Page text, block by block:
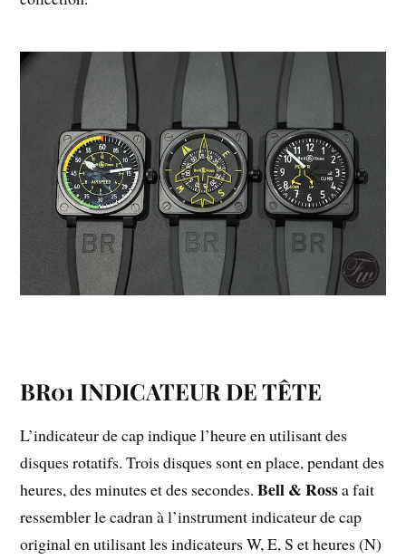
BR01 INDICATEUR DE TÊTE
L’indicateur de cap indique l’heure en utilisant des
disques rotatifs. Trois disques sont en place, pendant des
heures, des minutes et des secondes.Bell & Rossa fait
ressembler le cadran à l’instrument indicateur de cap
original en utilisant les indicateurs W, E, S et heures (N)